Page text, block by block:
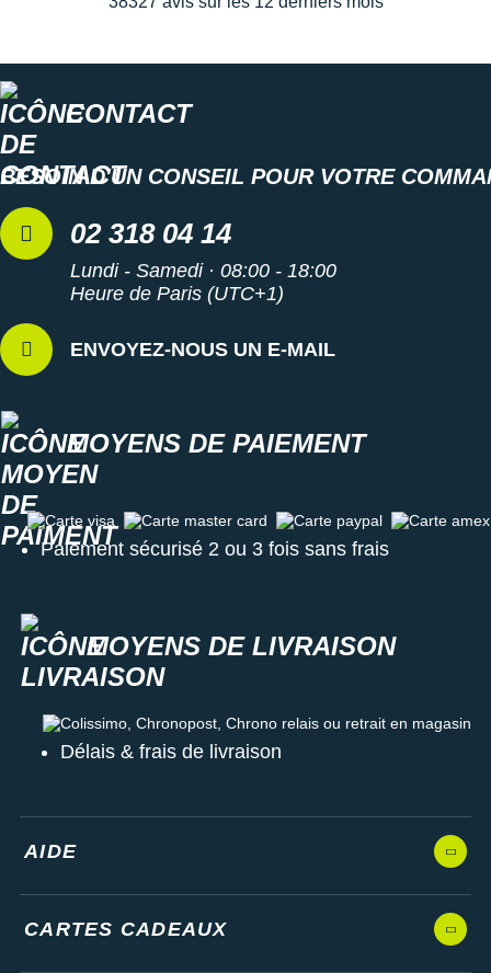
CONTACT
BESOIN D'UN CONSEIL POUR VOTRE
02 318 04 14
Lundi - Samedi · 08:00 - 18:00
Heure de Paris (UTC+1)
ENVOYEZ-NOUS UN E-MAIL
MOYENS DE PAIEMENT
Carte visa Carte master card Carte paypal Carte amex
Paiement sécurisé 2 ou 3 fois sans frais
MOYENS DE LIVRAISON
Colissimo, Chronopost, Chrono relais ou retrait en magasin
Délais & frais de livraison
AIDE
CARTES CADEAUX